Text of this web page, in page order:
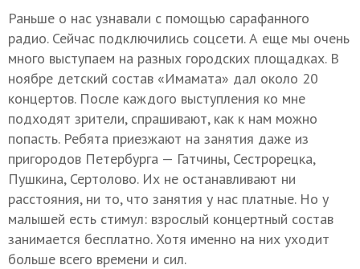
Раньше о нас узнавали с помощью сарафанного
радио. Сейчас подключились соцсети. А еще мы очень
много выступаем на разных городских площадках. В
ноябре детский состав «Имамата» дал около 20
концертов. После каждого выступления ко мне
подходят зрители, спрашивают, как к нам можно
попасть. Ребята приезжают на занятия даже из
пригородов Петербурга — Гатчины, Сестрорецка,
Пушкина, Сертолово. Их не останавливают ни
расстояния, ни то, что занятия у нас платные. Но у
малышей есть стимул: взрослый концертный состав
занимается бесплатно. Хотя именно на них уходит
больше всего времени и сил.